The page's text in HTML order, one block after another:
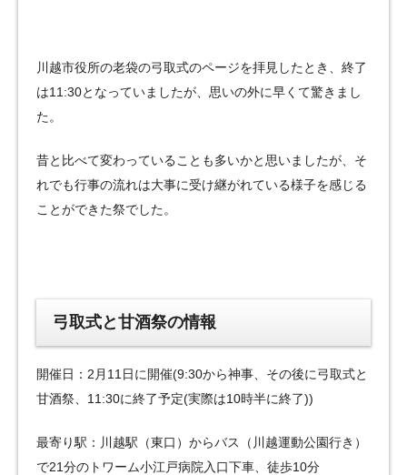
川越市役所の老袋の弓取式のページを拝見したとき、終了
は11:30となっていましたが、思いの外に早くて驚きまし
た。
昔と比べて変わっていることも多いかと思いましたが、そ
れでも行事の流れは大事に受け継がれている様子を感じる
ことができた祭でした。
弓取式と甘酒祭の情報
開催日：2月11日に開催(9:30から神事、その後に弓取式と
甘酒祭、11:30に終了予定(実際は10時半に終了))
最寄り駅：川越駅（東口）からバス（川越運動公園行き）
で21分のトワーム小江戸病院入口下車、徒歩10分